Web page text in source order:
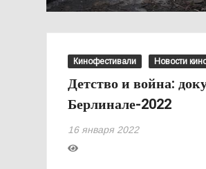
Кинофестивали Новости
Детство и война:
Берлинале-2022
16 января 2022